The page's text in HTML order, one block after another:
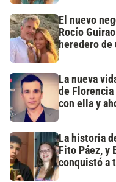
El nuevo
Rocío
heredero
La nueva
de
con ella y
La historia
Fito Páez, y
conquistó a